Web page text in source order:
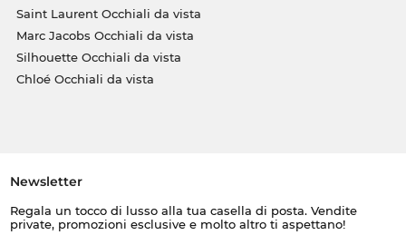
Saint Laurent Occhiali da vista
Marc Jacobs Occhiali da vista
Silhouette Occhiali da vista
Chloé Occhiali da vista
Newsletter
Regala un tocco di lusso alla tua casella di posta. Vendite
private, promozioni esclusive e molto altro ti aspettano!